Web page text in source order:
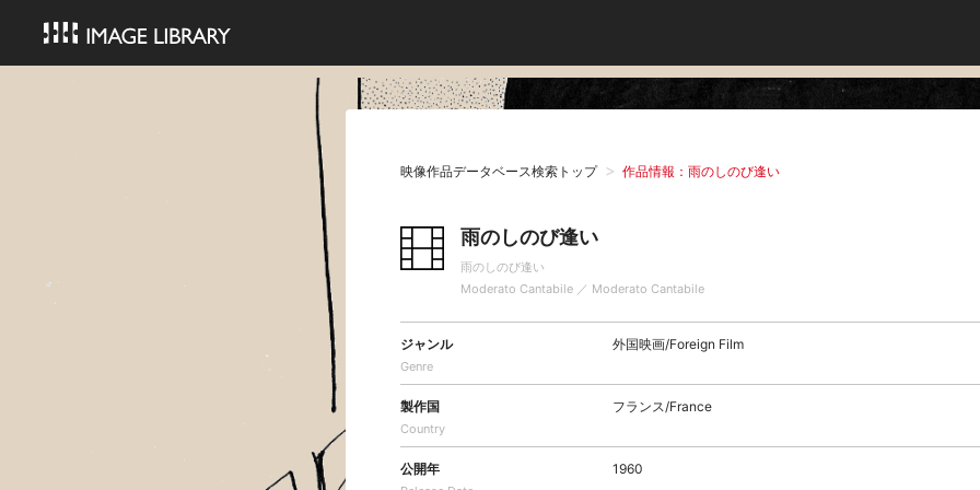
映像作品データベース検索トップ 作品情報：雨のしのび逢い
雨のしのび逢い
雨のしのび逢い
Moderato Cantabile ／ Moderato Cantabile
ジャンル
Genre
外国映画/Foreign Film
製作国
Country
フランス/France
公開年 1960